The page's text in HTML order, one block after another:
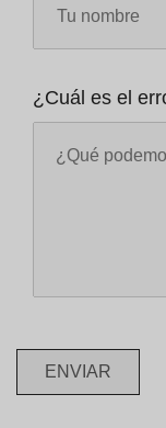
¿Cuál es el
ENVIAR